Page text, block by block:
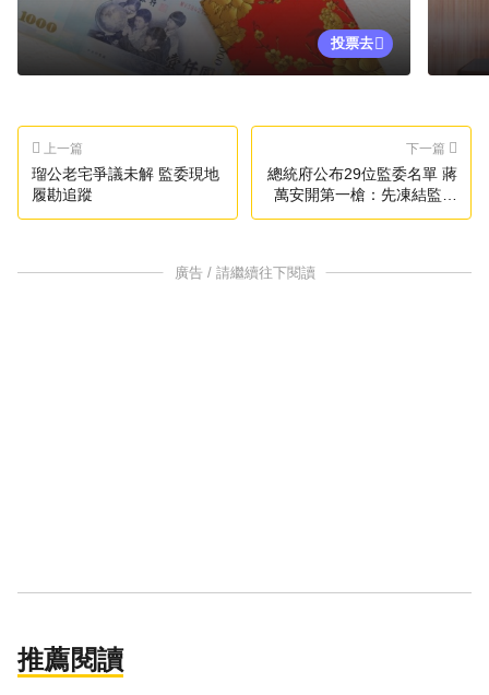
投票去
上一篇
瑠公老宅爭議未解 監委現地
履勘追蹤
下一篇
總統府公布29位監委名單 蔣
萬安開第一槍：先凍結監院
運作
廣告 / 請繼續往下閱讀
推薦閱讀